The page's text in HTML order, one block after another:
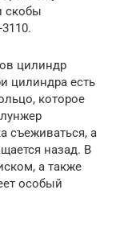
скобы
цилиндр
цилиндра есть
которое
съеживаться, а
назад. В
а также
особый